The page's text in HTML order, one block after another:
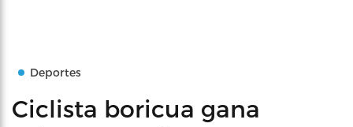
Deportes
Ciclista boricua gana